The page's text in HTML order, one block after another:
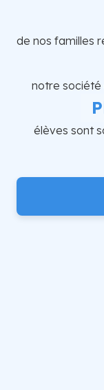
de nos familles
notre société
élèves sont